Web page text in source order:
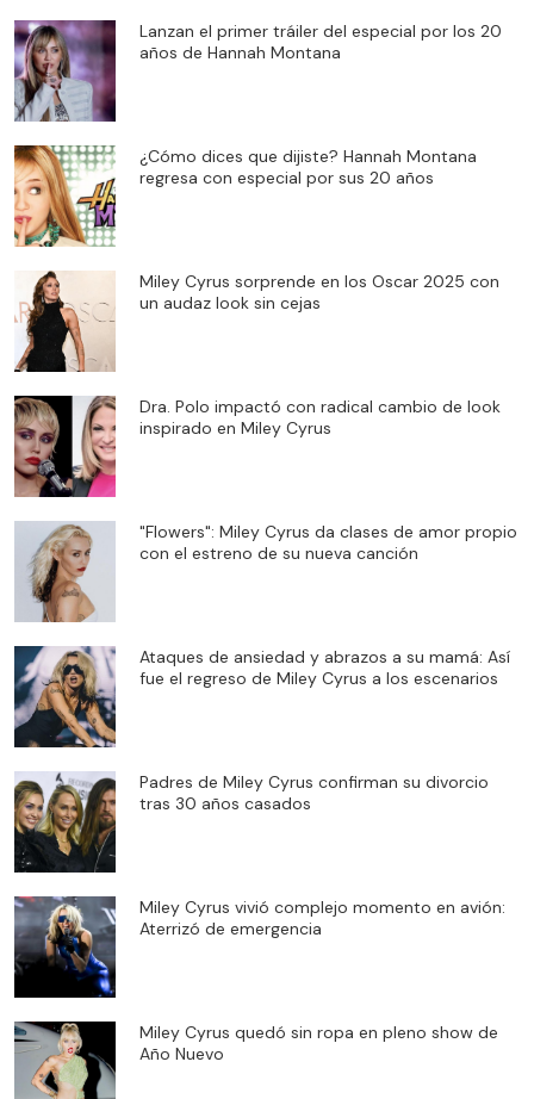
Lanzan el primer tráiler del especial por los 20
años de Hannah Montana
¿Cómo dices que dijiste? Hannah Montana
regresa con especial por sus 20 años
Miley Cyrus sorprende en los Oscar 2025 con
un audaz look sin cejas
Dra. Polo impactó con radical cambio de look
inspirado en Miley Cyrus
"Flowers": Miley Cyrus da clases de amor propio
con el estreno de su nueva canción
Ataques de ansiedad y abrazos a su mamá: Así
fue el regreso de Miley Cyrus a los escenarios
Padres de Miley Cyrus confirman su divorcio
tras 30 años casados
Miley Cyrus vivió complejo momento en avión:
Aterrizó de emergencia
Miley Cyrus quedó sin ropa en pleno show de
Año Nuevo